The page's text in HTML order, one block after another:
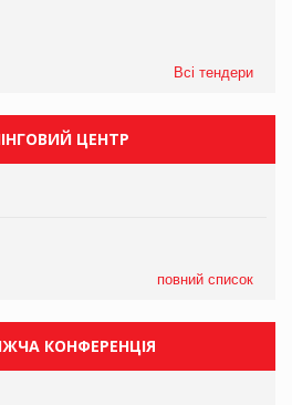
Всі тендери
ЦЕНТР
повний список
КОНФЕРЕНЦІЯ